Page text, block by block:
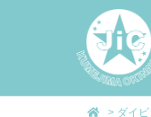
> ダイ